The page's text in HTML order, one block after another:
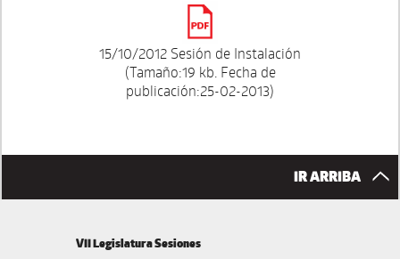
15/10/2012 Sesión de Instalación
(Tamaño:19 kb. Fecha de
publicación:25-02-2013)
IR ARRIBA
VII Legislatura Sesiones